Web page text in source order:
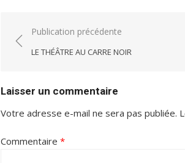
Navigation
de
Publication précédente
LE THÉÂTRE AU CARRE NOIR
Laisser un commentaire
Votre adresse e-mail ne sera pas publiée.
Commentaire *